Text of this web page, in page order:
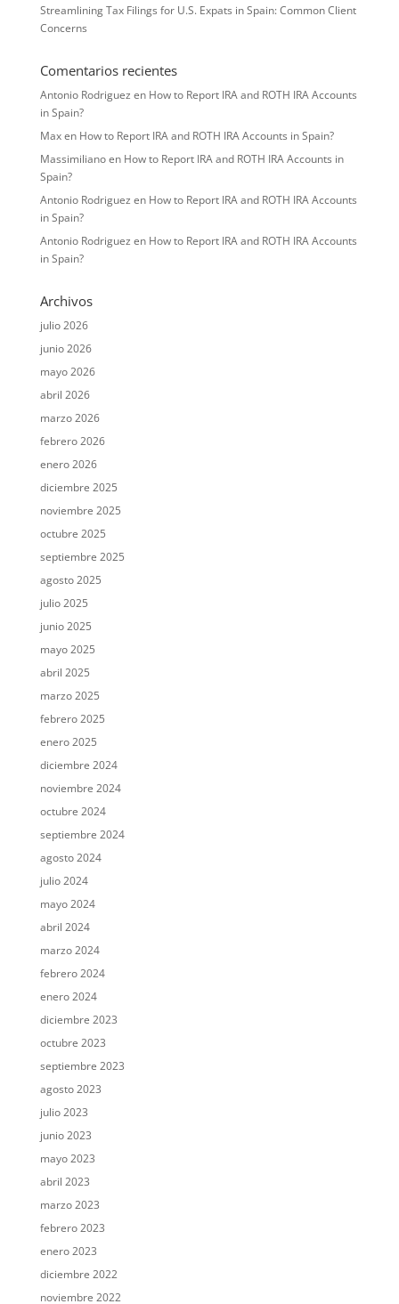
Streamlining Tax Filings for U.S. Expats in Spain: Common Client
Concerns
Comentarios recientes
Antonio Rodriguez en How to Report IRA and ROTH IRA Accounts
in Spain?
Maxen How to Report IRA and ROTH IRA Accounts in Spain?
Massimilianoen How to Report IRA and ROTH IRA Accounts in
Spain?
Antonio Rodriguez en How to Report IRA and ROTH IRA Accounts
in Spain?
Antonio Rodriguez en How to Report IRA and ROTH IRA Accounts
in Spain?
Archivos
julio 2026
junio 2026
mayo 2026
abril 2026
marzo 2026
febrero 2026
enero 2026
diciembre 2025
noviembre 2025
octubre 2025
septiembre 2025
agosto 2025
julio 2025
junio 2025
mayo 2025
abril 2025
marzo 2025
febrero 2025
enero 2025
diciembre 2024
noviembre 2024
octubre 2024
septiembre 2024
agosto 2024
julio 2024
mayo 2024
abril 2024
marzo 2024
febrero 2024
enero 2024
diciembre 2023
octubre 2023
septiembre 2023
agosto 2023
julio 2023
junio 2023
mayo 2023
abril 2023
marzo 2023
febrero 2023
enero 2023
diciembre 2022
noviembre 2022